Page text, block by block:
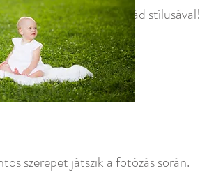
szerepet játszik a fotózás során.